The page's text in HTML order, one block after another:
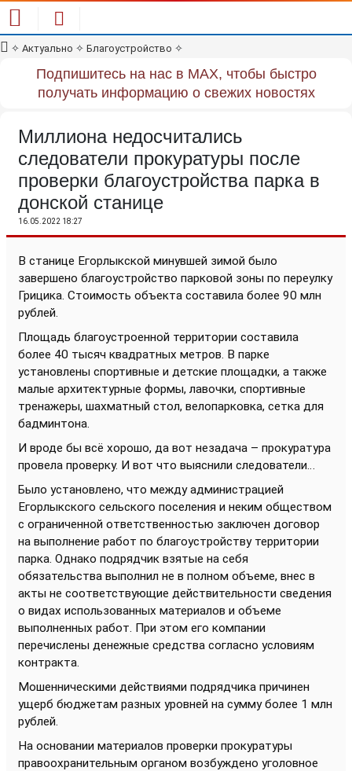
✧ Актуально ✧ Благоустройство ✧
Подпишитесь на нас в MAX, чтобы быстро
получать информацию о свежих новостях
Миллиона недосчитались
следователи прокуратуры после
проверки благоустройства парка в
донской станице
16.05.2022 18:27
В станице Егорлыкской минувшей зимой было
завершено благоустройство парковой зоны по переулку
Грицика. Стоимость объекта составила более 90 млн
рублей.
Площадь благоустроенной территории составила
более 40 тысяч квадратных метров. В парке
установлены спортивные и детские площадки, а также
малые архитектурные формы, лавочки, спортивные
тренажеры, шахматный стол, велопарковка, сетка для
бадминтона.
И вроде бы всё хорошо, да вот незадача – прокуратура
провела проверку. И вот что выяснили следователи…
Было установлено, что между администрацией
Егорлыкского сельского поселения и неким обществом
с ограниченной ответственностью заключен договор
на выполнение работ по благоустройству территории
парка. Однако подрядчик взятые на себя
обязательства выполнил не в полном объеме, внес в
акты не соответствующие действительности сведения
о видах использованных материалов и объеме
выполненных работ. При этом его компании
перечислены денежные средства согласно условиям
контракта.
Мошенническими действиями подрядчика причинен
ущерб бюджетам разных уровней на сумму более 1 млн
рублей.
На основании материалов проверки прокуратуры
правоохранительным органом возбуждено уголовное